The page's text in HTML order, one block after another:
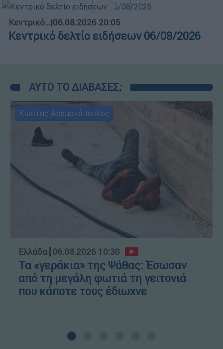
Κεντρικό...|06.08.2026 20:05
Κεντρικό δελτίο ειδήσεων 06/08/2026
ΑΥΤΟ ΤΟ ΔΙΑΒΑΣΕΣ;
Κώστας Ασημακόπουλος
Ελλάδα┋06.08.2026 10:30
Τα «γεράκια» της Ψάθας: Έσωσαν
από τη μεγάλη φωτιά τη γειτονιά
που κάποτε τους έδιωχνε